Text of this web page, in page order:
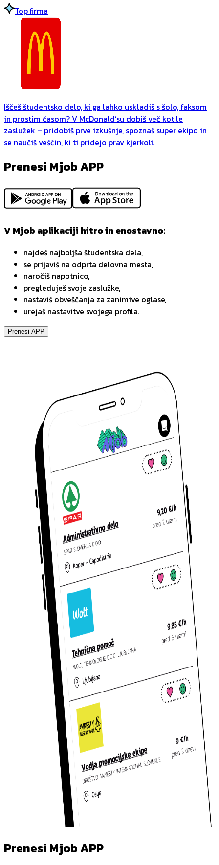
Top firma
Iščeš študentsko delo, ki ga lahko uskladiš s šolo, faksom
in prostim časom? V McDonald’su dobiš več kot le
zaslužek – pridobiš prve izkušnje, spoznaš super ekipo in
se naučiš veščin, ki ti pridejo prav kjerkoli.
Prenesi Mjob APP
V Mjob aplikaciji hitro in enostavno:
najdeš najboljša študentska dela,
se prijaviš na odprta delovna mesta,
naročiš napotnico,
pregleduješ svoje zaslužke,
nastaviš obveščanja za zanimive oglase,
urejaš nastavitve svojega profila.
Prenesi APP
Prenesi Mjob APP